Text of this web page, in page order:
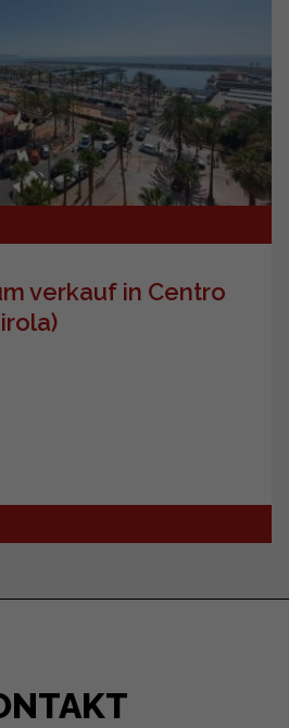
verkauf in Centro